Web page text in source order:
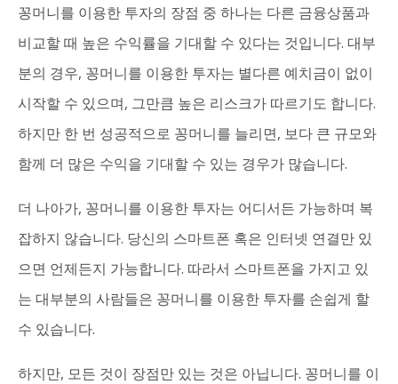
꽁머니를 이용한 투자의 장점 중 하나는 다른 금융상품과
비교할 때 높은 수익률을 기대할 수 있다는 것입니다. 대부
분의 경우, 꽁머니를 이용한 투자는 별다른 예치금이 없이
시작할 수 있으며, 그만큼 높은 리스크가 따르기도 합니다.
하지만 한 번 성공적으로 꽁머니를 늘리면, 보다 큰 규모와
함께 더 많은 수익을 기대할 수 있는 경우가 많습니다.
더 나아가, 꽁머니를 이용한 투자는 어디서든 가능하며 복
잡하지 않습니다. 당신의 스마트폰 혹은 인터넷 연결만 있
으면 언제든지 가능합니다. 따라서 스마트폰을 가지고 있
는 대부분의 사람들은 꽁머니를 이용한 투자를 손쉽게 할
수 있습니다.
하지만, 모든 것이 장점만 있는 것은 아닙니다. 꽁머니를 이